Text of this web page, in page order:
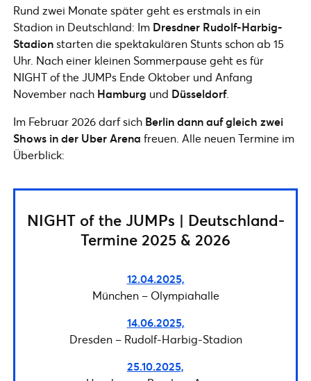
Rund zwei Monate später geht es erstmals in ein
Stadion in Deutschland: Im Dresdner Rudolf-Harbig-
Stadionstarten die spektakulären Stunts schon ab 15
Uhr. Nach einer kleinen Sommerpause geht es für
NIGHT of the JUMPs Ende Oktober und Anfang
November nach Hamburg und Düsseldorf.
Im Februar 2026 darf sich Berlin dann auf gleich zwei
Shows in der Uber Arena freuen. Alle neuen Termine im
Überblick:
NIGHT of the JUMPs | Deutschland-
Termine 2025 & 2026
12.04.2025,
München – Olympiahalle
14.06.2025,
Dresden – Rudolf-Harbig-Stadion
25.10.2025,